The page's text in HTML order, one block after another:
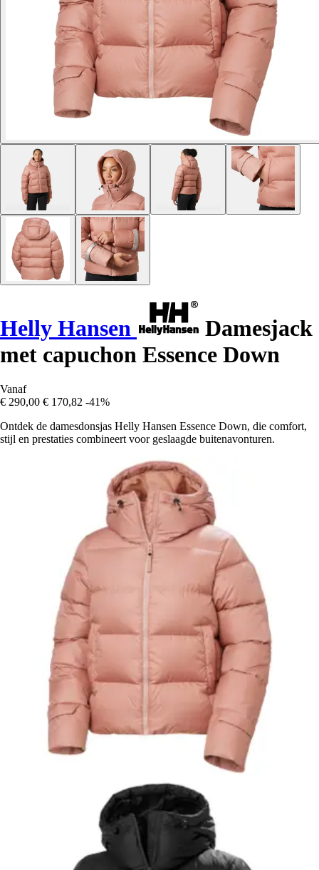
Helly Hansen
Damesjack
met capuchon Essence Down
Vanaf
€ 290,00 € 170,82 -41%
Ontdek de damesdonsjas Helly Hansen Essence Down, die comfort,
stijl en prestaties combineert voor geslaagde buitenavonturen.